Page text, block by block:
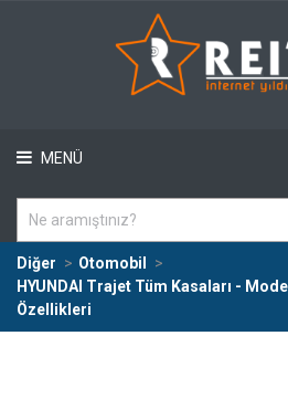
MENÜ
Diğer
Otomobil
HYUNDAI Trajet Tüm Kasaları -
Özellikleri